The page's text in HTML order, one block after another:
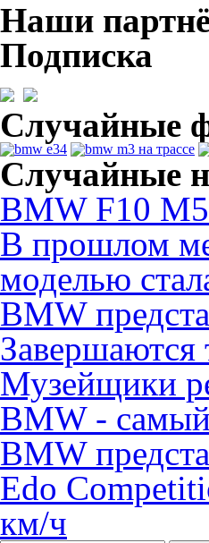
Наши
Подписка
Случайные
Случайные
BMW F10
В прошлом
моделью
BMW
Музейщики
BMW -
BMW
Edo
км/ч